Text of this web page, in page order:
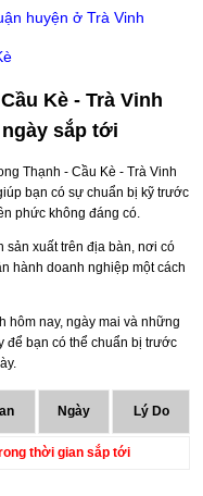
huyện ở Trà Vinh
Kè - Trà Vinh
sắp tới
Thạnh - Cầu Kè - Trà Vinh
bạn có sự chuẩn bị kỹ trước
phức không đáng có.
sản xuất trên địa bàn, nơi có
hành doanh nghiệp một cách
hôm nay, ngày mai và những
để bạn có thể chuẩn bị trước
Ngày Lý Do
thời gian sắp tới